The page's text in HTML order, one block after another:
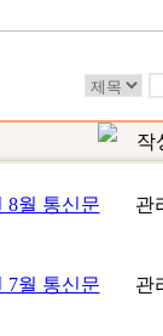
작
8월 통신문 관
7월 통신문 관